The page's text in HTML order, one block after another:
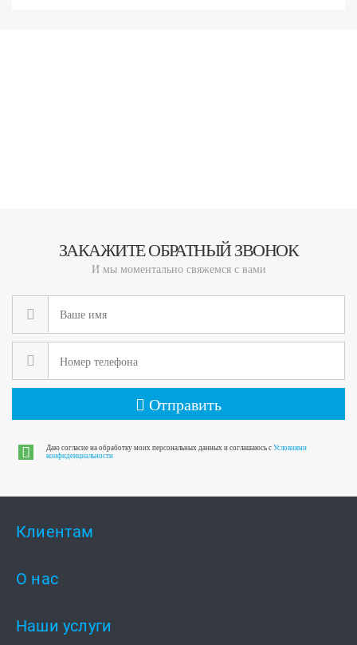
ЗАКАЖИТЕ ОБРАТНЫЙ ЗВОНОК
И мы моментально свяжемся с вами
Отправить
Даю согласие на обработку моих персональных данных и соглашаюсь с Условиями
конфиденциальности
Клиентам
О нас
Наши услуги